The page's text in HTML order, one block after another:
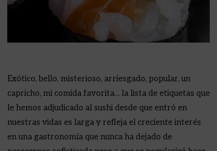
Exótico, bello, misterioso, arriesgado, popular, un
capricho, mi comida favorita… la lista de etiquetas que
le hemos adjudicado al sushi desde que entró en
nuestras vidas es larga y refleja el creciente interés
en una gastronomía que nunca ha dejado de